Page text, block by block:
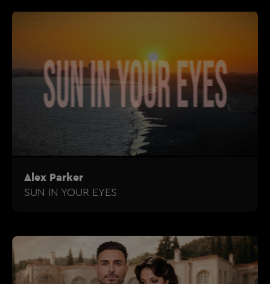
Alex Parker
SUN IN YOUR EYES